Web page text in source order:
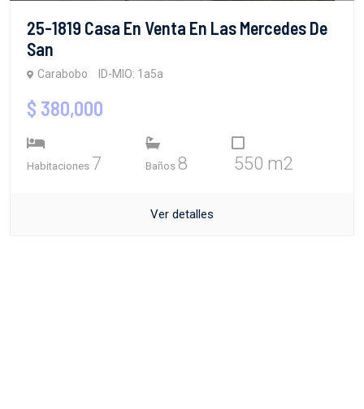
25-1819 Casa En Venta En Las Mercedes De
San
Carabobo ID-MIO: 1a5a
$ 380,000
Habitaciones 7 Baños 8 550 m2
Ver detalles